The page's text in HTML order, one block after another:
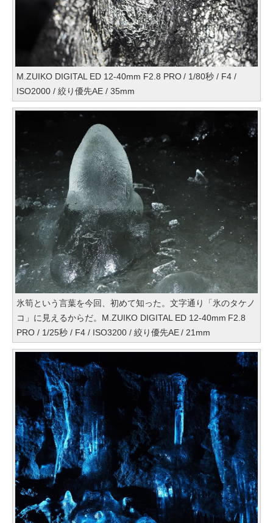
M.ZUIKO DIGITAL ED 12-40mm F2.8 PRO / 1/80秒 / F4 /
ISO2000 / 絞り優先AE / 35mm
氷筍という言葉を今回、初めて知った。文字通り「氷のタケノ
コ」に見えるからだ。M.ZUIKO DIGITAL ED 12-40mm F2.8
PRO / 1/25秒 / F4 / ISO3200 / 絞り優先AE / 21mm